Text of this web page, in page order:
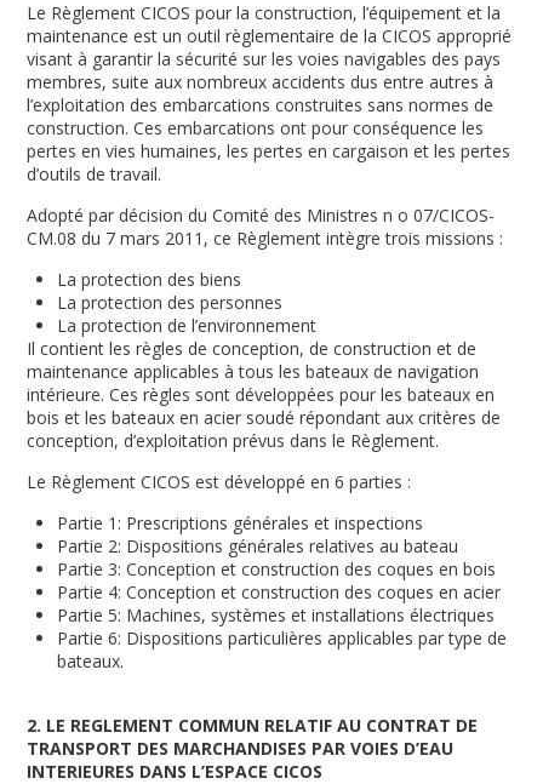
Le Règlement CICOS pour la construction, l’équipement et la
maintenance est un outil règlementaire de la CICOS approprié
visant à garantir la sécurité sur les voies navigables des pays
membres, suite aux nombreux accidents dus entre autres à
l’exploitation des embarcations construites sans normes de
construction. Ces embarcations ont pour conséquence les
pertes en vies humaines, les pertes en cargaison et les pertes
d’outils de travail.
Adopté par décision du Comité des Ministres no07/CICOS-
CM.08 du 7 mars 2011, ce Règlement intègre trois missions :
La protection des biens
La protection des personnes
La protection de l’environnement
Il contient les règles de conception, de construction et de
maintenance applicables à tous les bateaux de navigation
intérieure. Ces règles sont développées pour les bateaux en
bois et les bateaux en acier soudé répondant aux critères de
conception, d’exploitation prévus dans le Règlement.
Le Règlement CICOS est développé en 6 parties :
Partie 1: Prescriptions générales et inspections
Partie 2: Dispositions générales relatives au bateau
Partie 3: Conception et construction des coques en bois
Partie 4: Conception et construction des coques en acier
Partie 5: Machines, systèmes et installations électriques
Partie 6: Dispositions particulières applicables par type de
bateaux.
2. LE REGLEMENT COMMUN RELATIF AU CONTRAT DE
TRANSPORT DES MARCHANDISES PAR VOIES D’EAU
INTERIEURES DANS L’ESPACE CICOS